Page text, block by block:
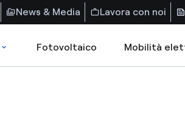
News & Media Lavora con noi
Fotovoltaico Mobilità